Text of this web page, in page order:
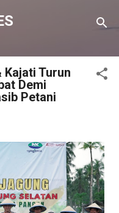
utama
Kajati Turun
Demi
Petani